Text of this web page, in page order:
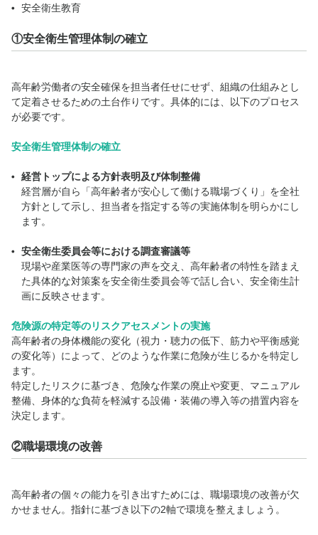
安全衛生教育
①安全衛生管理体制の確立
高年齢労働者の安全確保を担当者任せにせず、組織の仕組みとし
て定着させるための土台作りです。具体的には、以下のプロセス
が必要です。
安全衛生管理体制の確立
経営トップによる方針表明及び体制整備
経営層が自ら「高年齢者が安心して働ける職場づくり」を全社
方針として示し、担当者を指定する等の実施体制を明らかにし
ます。
安全衛生委員会等における調査審議等
現場や産業医等の専門家の声を交え、高年齢者の特性を踏まえ
た具体的な対策案を安全衛生委員会等で話し合い、安全衛生計
画に反映させます。
危険源の特定等のリスクアセスメントの実施
高年齢者の身体機能の変化（視力・聴力の低下、筋力や平衡感覚
の変化等）によって、どのような作業に危険が生じるかを特定し
ます。
特定したリスクに基づき、危険な作業の廃止や変更、マニュアル
整備、身体的な負荷を軽減する設備・装備の導入等の措置内容を
決定します。
②職場環境の改善
高年齢者の個々の能力を引き出すためには、職場環境の改善が欠
かせません。指針に基づき以下の2軸で環境を整えましょう。